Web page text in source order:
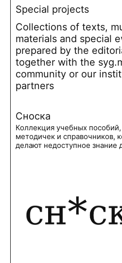
Special projects
Collections of texts,
materials and special
prepared by the
together with the
community or our
partners
Сноска
Коллекция учебных пособий,
методичек и справочников,
делают недоступное знание